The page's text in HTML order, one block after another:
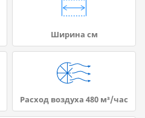
Ширина см
Расход воздуха 480 м³/час